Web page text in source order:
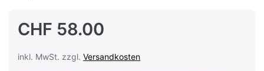
CHF 58.00
inkl. MwSt. zzgl. Versandkosten